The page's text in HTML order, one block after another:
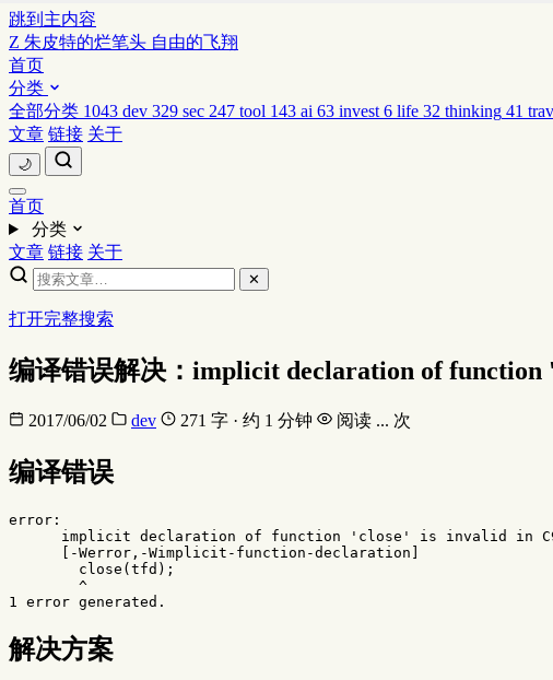
跳到主内容
Z 朱皮特的烂笔头 自由的飞翔
首页
分类
全部分类 1043 dev 329 sec 247 tool 143 ai 63 invest 6 life 32 thinking 41
文章 链接 关于
🌙
首页
分类
文章 链接 关于
✕
打开完整搜索
编译错误解决：implicit declaration of function
2017/06/02 dev 271 字 · 约 1 分钟 阅读 ... 次
编译错误
error:
implicit declaration of function 'close' is invalid in
      [-Werror,-Wimplicit-function-declaration]
        close(tfd);
        ^
解决方案